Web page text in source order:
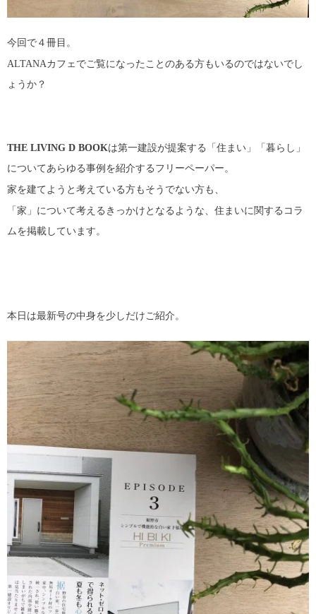
今回で４冊目。
ALTANAカフェでご覧になったことのある方もいるのではないでし
ょうか？
THE LIVING D BOOKは第一建設が提案する「住まい」「暮らし」
についてあらゆる事例を紹介するフリーペーパー。
家を建てようと考えている方もそうでない方も、
「家」について考えるきっかけとなるような、住まいに関するコラ
ムを掲載しています。
本日は最新号の中身を少しだけご紹介。